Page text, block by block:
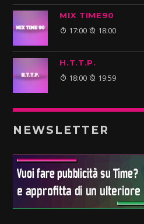
MIX TIME90
17:00 18:00
H.T.T.P.
18:00 19:59
NEWSLETTER